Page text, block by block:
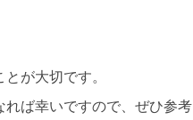
が大切です。
ば幸いですので、ぜひ参考